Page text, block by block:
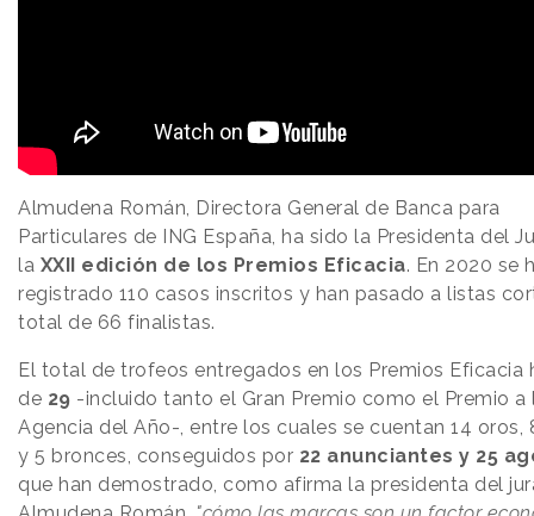
Almudena Román, Directora General de Banca para
Particulares de ING España, ha sido la Presidenta del
la XXII edición de los Premios Eficacia. En 2020 se
registrado 110 casos inscritos y han pasado a listas
total de 66 finalistas.
El total de trofeos entregados en los Premios Eficacia
de 29 -incluido tanto el Gran Premio como el Premio a
Agencia del Año-, entre los cuales se cuentan 14 oros,
y 5 bronces, conseguidos por 22 anunciantes y 25
que han demostrado, como afirma la presidenta del